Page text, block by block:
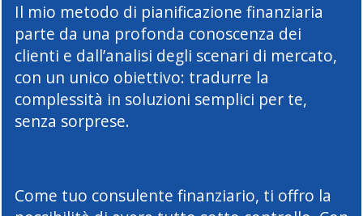
Il mio metodo di pianificazione finanziaria
parte da una profonda conoscenza dei
clienti e dall’analisi degli scenari di mercato,
con un unico obiettivo: tradurre la
complessità in soluzioni semplici per te,
senza sorprese.
Come tuo consulente finanziario, ti offro la